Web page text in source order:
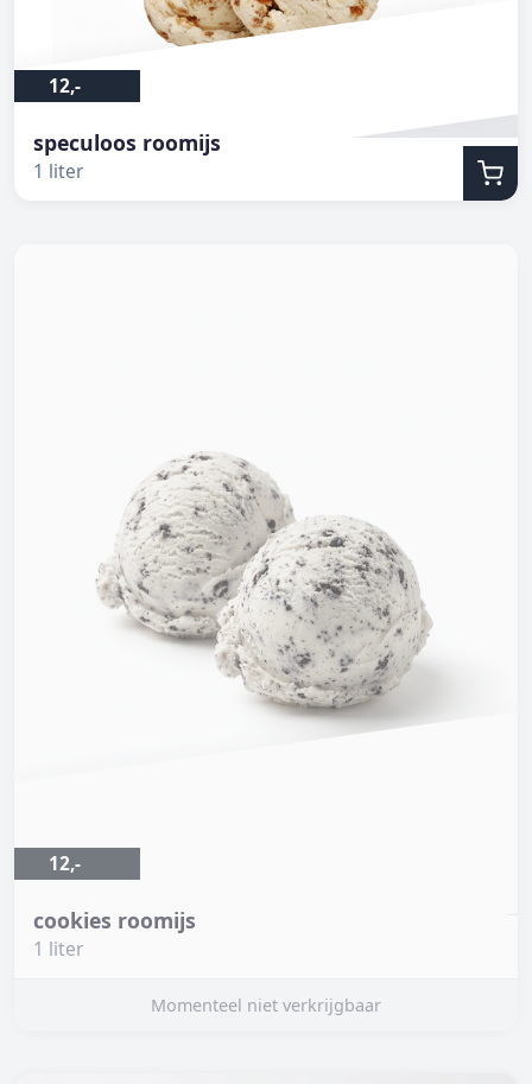
12,-
speculoos roomijs
1 liter
12,-
cookies roomijs
1 liter
Momenteel niet verkrijgbaar